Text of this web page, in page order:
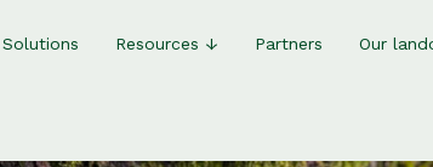
Solutions Resources ↓ Partners Our